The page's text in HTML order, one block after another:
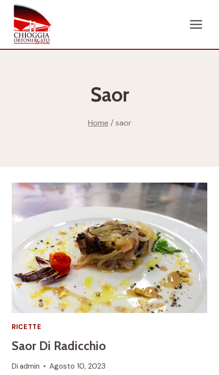
Salta
contenuto
Saor
Home / saor
RICETTE
Saor Di Radicchio
Di admin Agosto 10, 2023